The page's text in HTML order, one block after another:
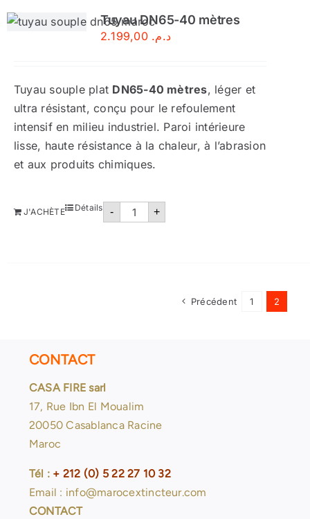
Tuyau DN65-40 mètres
د.م. 2.199,00
Tuyau souple plat DN65-40 mètres, léger et
ultra résistant, conçu pour le refoulement
intensif en milieu industriel. Paroi intérieure
lisse, haute résistance à la chaleur, à l’abrasion
et aux produits chimiques.
- quantité
+
J'ACHÈTE Détails
Précédent 1 2
CONTACT
CASA FIRE sarl
17, Rue Ibn El Moualim
20050 Casablanca Racine
Maroc
Tél : + 212 (0) 5 22 27 10 32
Email : info@marocextincteur.com
CONTACT